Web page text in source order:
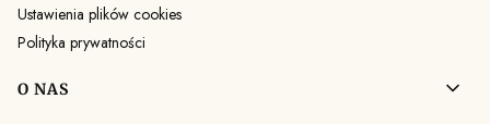
Ustawienia plików cookies
Polityka prywatności
O NAS